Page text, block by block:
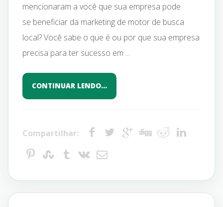
mencionaram a você que sua empresa pode
se beneficiar da marketing de motor de busca
local? Você sabe o que é ou por que sua empresa
precisa para ter sucesso em ...
CONTINUAR LENDO…
Compartilhar: